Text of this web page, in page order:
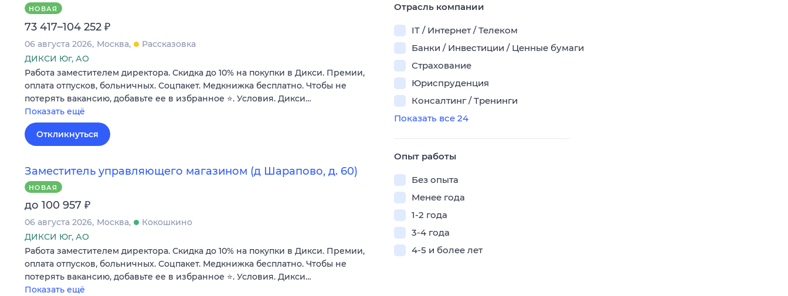
НОВАЯ
73 417–104 252 ₽
06 августа 2026 Москва
Рассказовка
ДИКСИ Юг, АО
Работа заместителем директора. Скидка до 10% на покупки в Дикси. Премии,
оплата отпусков, больничных. Соцпакет. Медкнижка бесплатно. Чтобы не
потерять вакансию, добавьте ее в избранное ⭐. Условия. Дикси…
Показать ещё
Откликнуться
Заместитель управляющего магазином (д Шарапово, д. 60)
НОВАЯ
до 100 957 ₽
06 августа 2026 Москва
Кокошкино
ДИКСИ Юг, АО
Работа заместителем директора. Скидка до 10% на покупки в Дикси. Премии,
оплата отпусков, больничных. Соцпакет. Медкнижка бесплатно. Чтобы не
потерять вакансию, добавьте ее в избранное ⭐. Условия. Дикси…
Показать ещё
Отрасль компании
IT / Интернет / Телеком
Банки / Инвестиции / Ценные бумаги
Страхование
Юриспруденция
Консалтинг / Тренинги
Показать все 24
Опыт работы
Без опыта
Менее года
1-2 года
3-4 года
4-5 и более лет